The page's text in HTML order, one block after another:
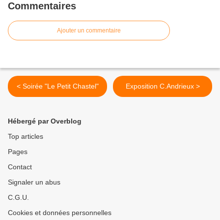
Commentaires
Ajouter un commentaire
< Soirée "Le Petit Chastel" Exposition C.Andrieux >
Hébergé par Overblog
Top articles
Pages
Contact
Signaler un abus
C.G.U.
Cookies et données personnelles